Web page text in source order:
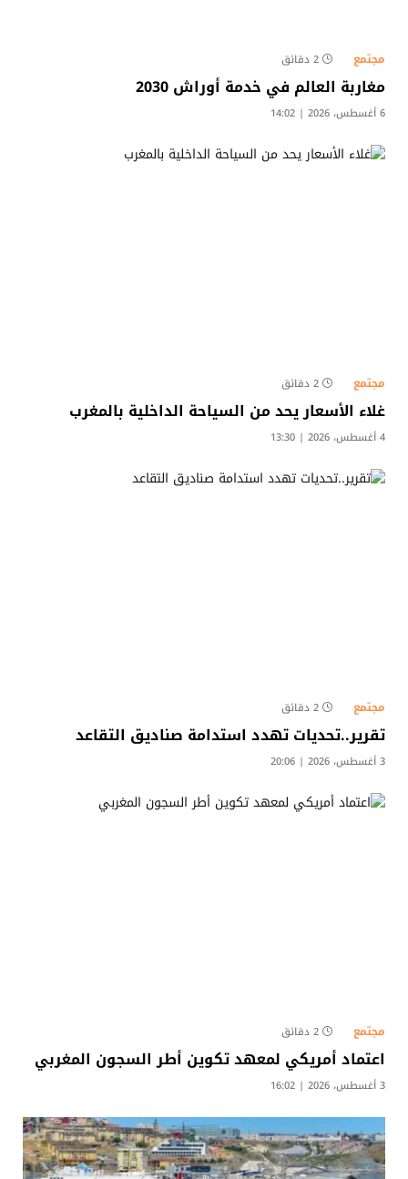
مجتمع 2 دقائق
مغاربة العالم في خدمة أوراش 2030
6 أغسطس، 2026 | 14:02
مجتمع 2 دقائق
غلاء الأسعار يحد من السياحة الداخلية بالمغرب
4 أغسطس، 2026 | 13:30
مجتمع 2 دقائق
تقرير..تحديات تهدد استدامة صناديق التقاعد
3 أغسطس، 2026 | 20:06
مجتمع 2 دقائق
اعتماد أمريكي لمعهد تكوين أطر السجون المغربي
3 أغسطس، 2026 | 16:02